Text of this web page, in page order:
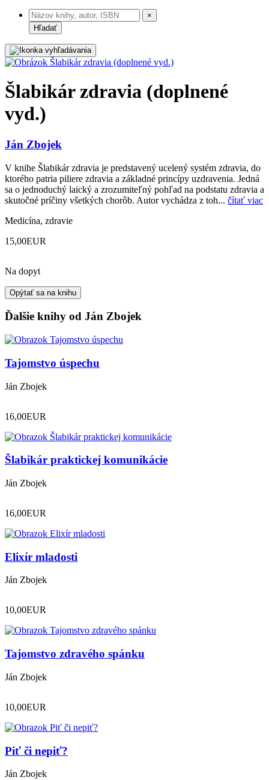
×
Hľadať
Šlabikár zdravia (doplnené
vyd.)
Ján Zbojek
V knihe Šlabikár zdravia je predstavený ucelený systém zdravia, do
ktorého patria piliere zdravia a základné princípy uzdravenia. Jedná
sa o jednoduchý laický a zrozumiteľný pohľad na podstatu zdravia a
skutočné príčiny všetkých chorôb. Autor vychádza z toh... čítať viac
Medicína, zdravie
15,00EUR
Na dopyt
Opýtať sa na knihu
Ďalšie knihy od Ján Zbojek
Tajomstvo úspechu
Ján Zbojek
16,00EUR
Šlabikár praktickej komunikácie
Ján Zbojek
16,00EUR
Elixír mladosti
Ján Zbojek
10,00EUR
Tajomstvo zdravého spánku
Ján Zbojek
10,00EUR
Piť či nepiť?
Ján Zbojek